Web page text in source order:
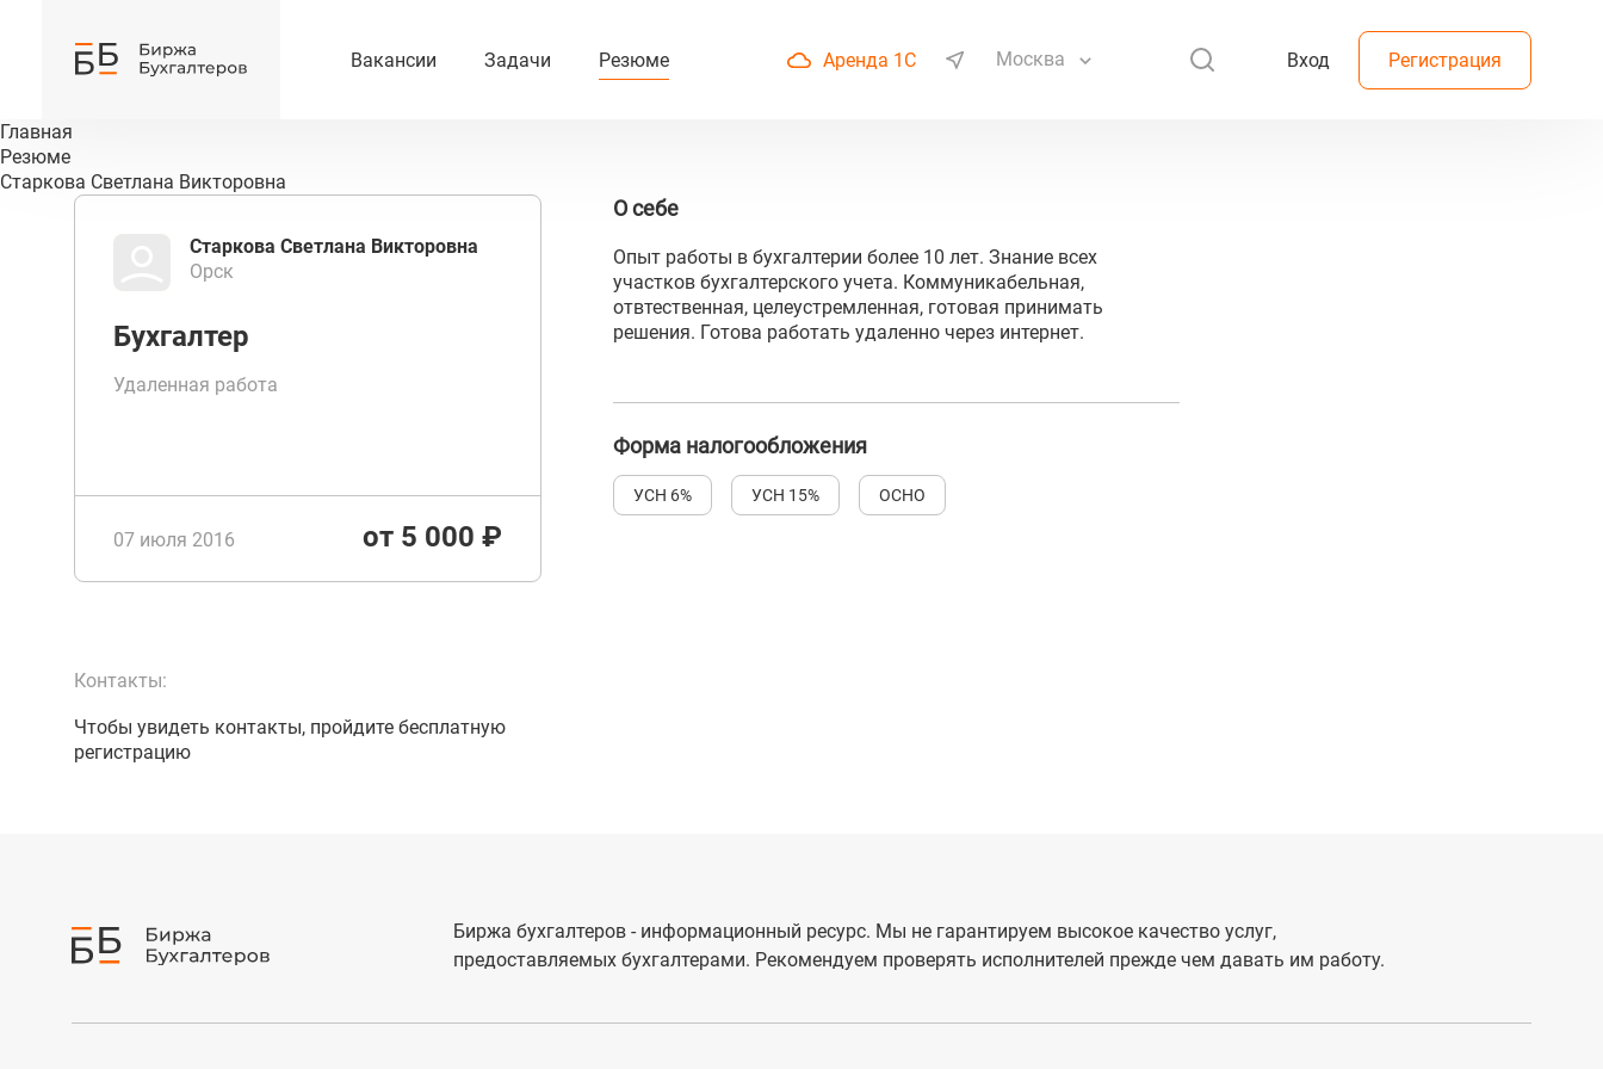
Вакансии Задачи Резюме Аренда 1С Москва Вход Регистрация
Главная
Резюме
Старкова Светлана Викторовна
Старкова Светлана Викторовна
Орск
Бухгалтер
Удаленная работа
07 июля 2016 от 5 000 ₽
Контакты:
Чтобы увидеть контакты, пройдите бесплатную
регистрацию
О себе
Опыт работы в бухгалтерии более 10 лет. Знание всех
участков бухгалтерского учета. Коммуникабельная,
отвтественная, целеустремленная, готовая принимать
решения. Готова работать удаленно через интернет.
Форма налогообложения
УСН 6% УСН 15% ОСНО
Биржа бухгалтеров - информационный ресурс. Мы не гарантируем высокое качество услуг,
предоставляемых бухгалтерами. Рекомендуем проверять исполнителей прежде чем давать им работу.